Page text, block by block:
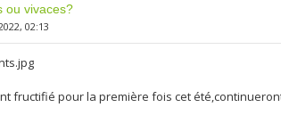
ou vivaces?
02:13
fructifié pour la première fois cet